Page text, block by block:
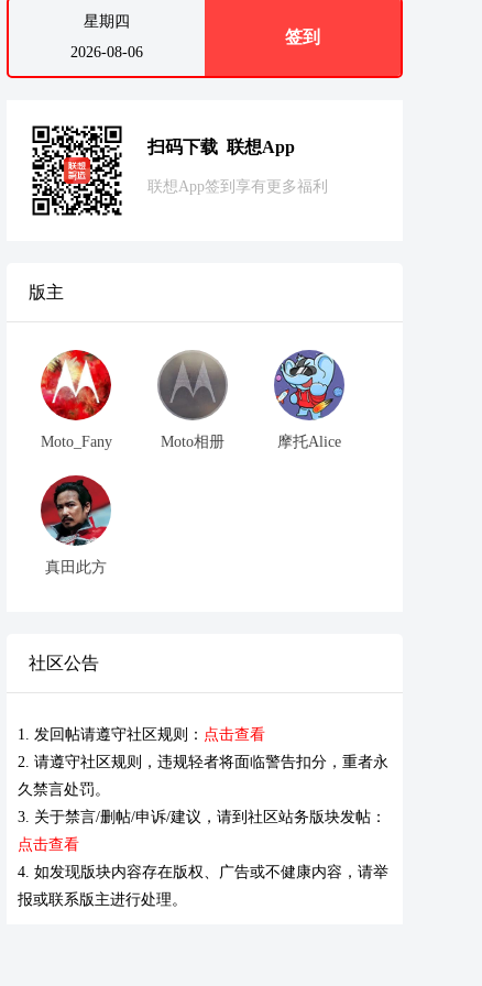
星期四
2026-08-06
签到
扫码下载 联想App
联想App签到享有更多福利
版主
Moto_Fany Moto相册 摩托Alice
真田此方
社区公告
1. 发回帖请遵守社区规则： 点击查看
2. 请遵守社区规则，违规轻者将面临警告扣分，重者永
久禁言处罚。
3. 关于禁言/删帖/申诉/建议，请到社区站务版块发帖：
点击查看
4. 如发现版块内容存在版权、广告或不健康内容，请举
报或联系版主进行处理。